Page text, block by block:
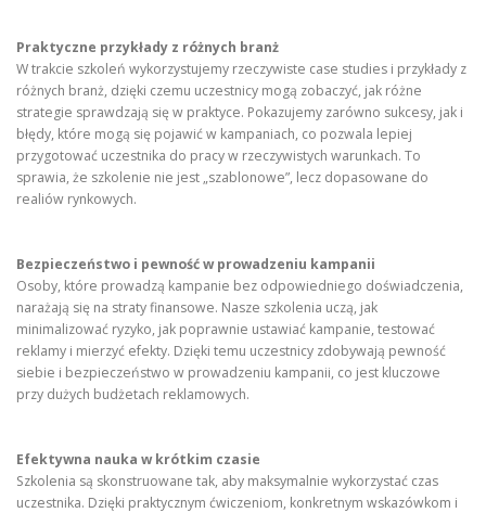
Praktyczne przykłady z różnych branż
W trakcie szkoleń wykorzystujemy rzeczywiste case studies i przykłady z
różnych branż, dzięki czemu uczestnicy mogą zobaczyć, jak różne
strategie sprawdzają się w praktyce. Pokazujemy zarówno sukcesy, jak i
błędy, które mogą się pojawić w kampaniach, co pozwala lepiej
przygotować uczestnika do pracy w rzeczywistych warunkach. To
sprawia, że szkolenie nie jest „szablonowe”, lecz dopasowane do
realiów rynkowych.
Bezpieczeństwo i pewność w prowadzeniu kampanii
Osoby, które prowadzą kampanie bez odpowiedniego doświadczenia,
narażają się na straty finansowe. Nasze szkolenia uczą, jak
minimalizować ryzyko, jak poprawnie ustawiać kampanie, testować
reklamy i mierzyć efekty. Dzięki temu uczestnicy zdobywają pewność
siebie i bezpieczeństwo w prowadzeniu kampanii, co jest kluczowe
przy dużych budżetach reklamowych.
Efektywna nauka w krótkim czasie
Szkolenia są skonstruowane tak, aby maksymalnie wykorzystać czas
uczestnika. Dzięki praktycznym ćwiczeniom, konkretnym wskazówkom i